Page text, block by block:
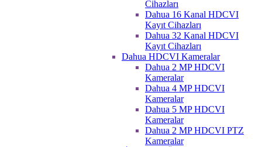
Cihazları
Dahua 16 Kanal HDCVI
Kayıt Cihazları
Dahua 32 Kanal HDCVI
Kayıt Cihazları
Dahua HDCVI Kameralar
Dahua 2 MP HDCVI
Kameralar
Dahua 4 MP HDCVI
Kameralar
Dahua 5 MP HDCVI
Kameralar
Dahua 2 MP HDCVI PTZ
Kameralar